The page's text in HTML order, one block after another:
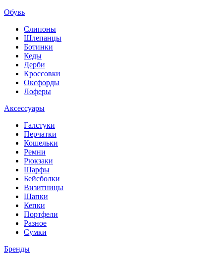
Обувь
Слипоны
Шлепанцы
Ботинки
Кеды
Дерби
Кроссовки
Оксфорды
Лоферы
Аксессуары
Галстуки
Перчатки
Кошельки
Ремни
Рюкзаки
Шарфы
Бейсболки
Визитницы
Шапки
Кепки
Портфели
Разное
Сумки
Бренды